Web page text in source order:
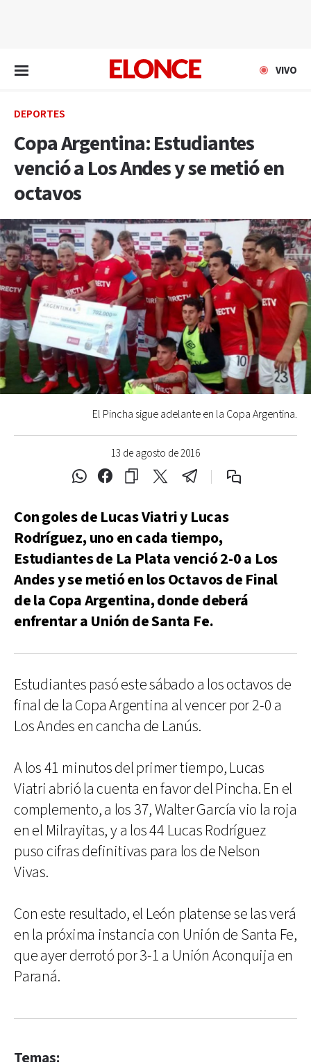
VIVO
DEPORTES
Copa Argentina: Estudiantes
venció a Los Andes y se metió en
octavos
13 de agosto de 2016
El Pincha sigue adelante en la Copa Argentina.
Con goles de Lucas Viatri y Lucas
Rodríguez, uno en cada tiempo,
Estudiantes de La Plata venció 2-0 a Los
Andes y se metió en los Octavos de Final
de la Copa Argentina, donde deberá
enfrentar a Unión de Santa Fe.
Estudiantes pasó este sábado a los octavos de
final de la Copa Argentina al vencer por 2-0 a
Los Andes en cancha de Lanús.
A los 41 minutos del primer tiempo, Lucas
Viatri abrió la cuenta en favor del Pincha. En el
complemento, a los 37, Walter García vio la roja
en el Milrayitas, y a los 44 Lucas Rodríguez
puso cifras definitivas para los de Nelson
Vivas.
Con este resultado, el León platense se las verá
en la próxima instancia con Unión de Santa Fe,
que ayer derrotó por 3-1 a Unión Aconquija en
Paraná.
Temas: